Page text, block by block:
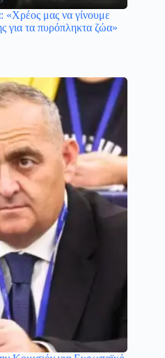
μας να γίνουμε
για τα πυρόπληκτα ζώα»